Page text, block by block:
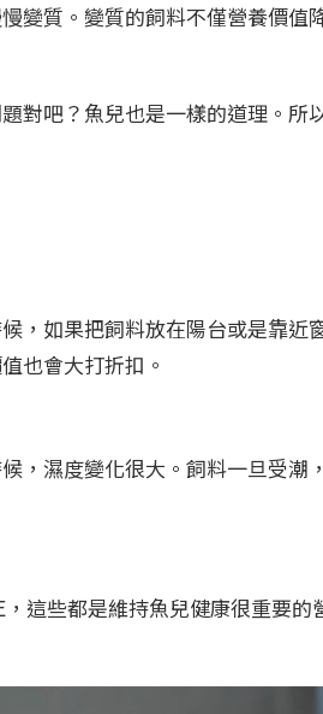
變質。變質的飼料不僅營養價值
對吧？魚兒也是一樣的道理。所
，如果把飼料放在陽台或是靠近
也會大打折扣。
，濕度變化很大。飼料一旦受潮
這些都是維持魚兒健康很重要的